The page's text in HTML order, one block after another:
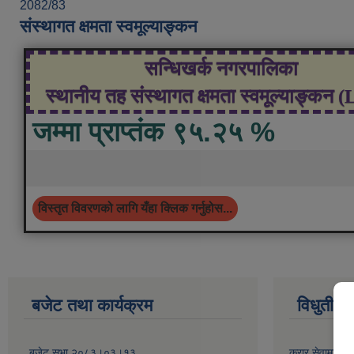
2082/83
संस्थागत क्षमता स्वमूल्याङ्कन
सन्धिखर्क नगरपालिका
स्थानीय तह संस्थागत क्षमता स्वमूल्याङ्कन
जम्मा प्राप्तंक ९५.२५ %
विस्तृत विवरणको लागि यँहा क्लिक गर्नुहोस...
बजेट तथा कार्यक्रम विधुतीय